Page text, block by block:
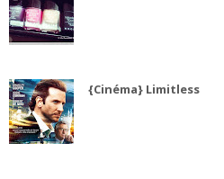
{Cinéma} Limitless